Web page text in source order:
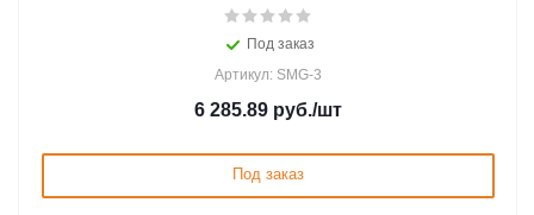
Под заказ
Артикул: SMG-3
6 285.89 руб./шт
Под заказ